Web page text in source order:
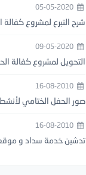
05-05-2020
شرح التبرع لمشروع كفالة
09-05-2020
التحويل لمشروع كفالة
16-08-2010
صور الحفل الختامي
16-08-2010
تدشين خدمة سداد و موقع